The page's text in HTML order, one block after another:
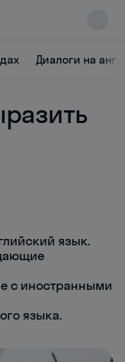
Диалоги на
язык.
с иностранными
языка.